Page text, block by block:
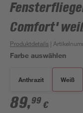
Comfort'
Produktdetails |
Farbe auswählen
Anthrazit Weiß
89,99 €